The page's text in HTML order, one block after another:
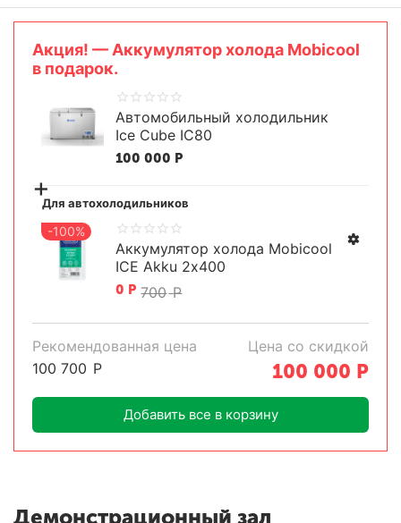
Aкция! — Аккумулятор холода Mobicool
в подарок.
Автомобильный холодильник
Ice Cube IC80
100 000 Р
+Для автохолодильников
-100%
Аккумулятор холода Mobicool
ICE Akku 2х400
0 Р 700 Р
Рекомендованная цена
100 700 Р
Цена со скидкой
100 000 Р
Добавить все в корзину
Демонстрационный зал